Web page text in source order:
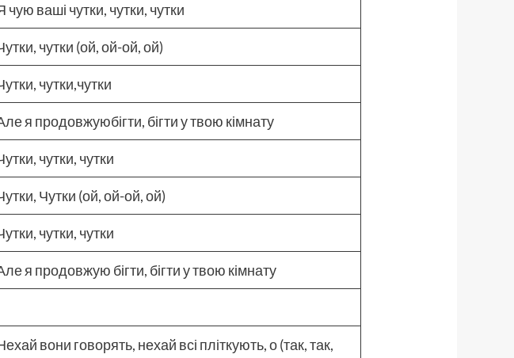
чую ваші чутки, чутки, чутки
чутки (ой, ой-ой, ой)
чутки,чутки
я продовжуюбігти, бігти у твою кімнату
чутки, чутки
Чутки (ой, ой-ой, ой)
чутки, чутки
я продовжую бігти, бігти у твою кімнату
вони говорять, нехай всі пліткують, о (так, так,